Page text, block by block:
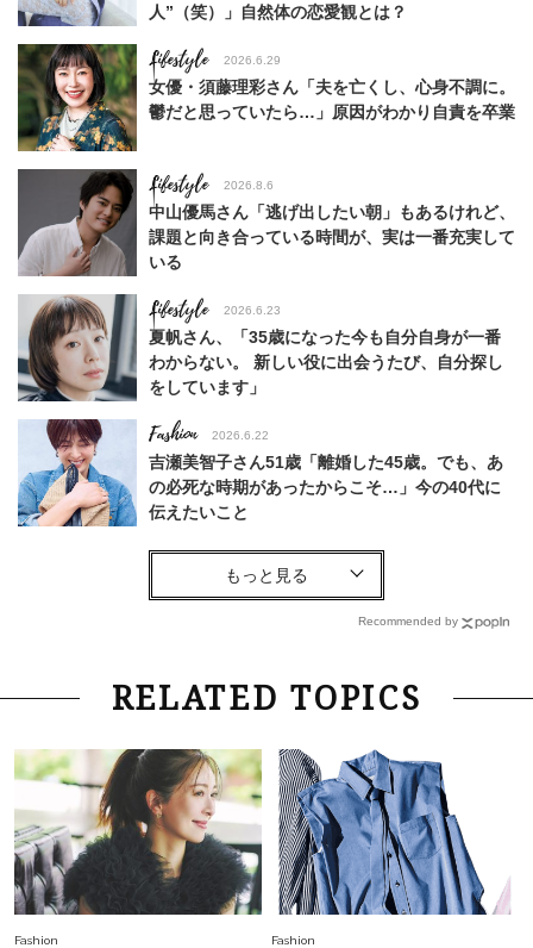
人”（笑）」自然体の恋愛観とは？
Lifestyle 2026.6.29
女優・須藤理彩さん「夫を亡くし、心身不調に。
鬱だと思っていたら…」原因がわかり自責を卒業
Lifestyle 2026.8.6
中山優馬さん「逃げ出したい朝」もあるけれど、
課題と向き合っている時間が、実は一番充実して
いる
Lifestyle 2026.6.23
夏帆さん、「35歳になった今も自分自身が一番
わからない。 新しい役に出会うたび、自分探し
をしています」
Fashion 2026.6.22
吉瀬美智子さん51歳「離婚した45歳。でも、あ
の必死な時期があったからこそ…」今の40代に
伝えたいこと
Fashion
【40代コンサバ派】白Tシャツは「パール×ゴー
ルドアクセ」を合わせるのが正解！〈大野真理子
Lifestyle 2026.7.29
「お若いですね」は褒め言葉？“若い＝美しい”と
ーレス連載22】
Lifestyle 2026.7.29
「人間、役に立たなきゃ生きてちゃいかんか？」
上野千鶴子先生が問い直す“理想の老後”の呪縛
【ジェンダー連載23】
2026.8.6
Recommended by
RELATED TOPICS
Fashion Fashion